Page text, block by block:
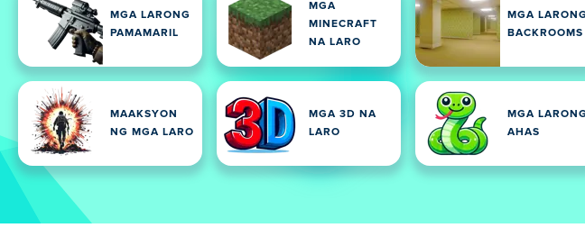
MGA LARONG
PAMAMARIL
MGA
MINECRAFT
NA LARO
MGA LARONG
BACKROOMS
MAAKSYON
NG MGA LARO
MGA 3D NA
LARO
MGA LARONG
AHAS